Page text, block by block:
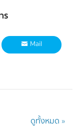
ร
Mail
ดูทั้งหมด »